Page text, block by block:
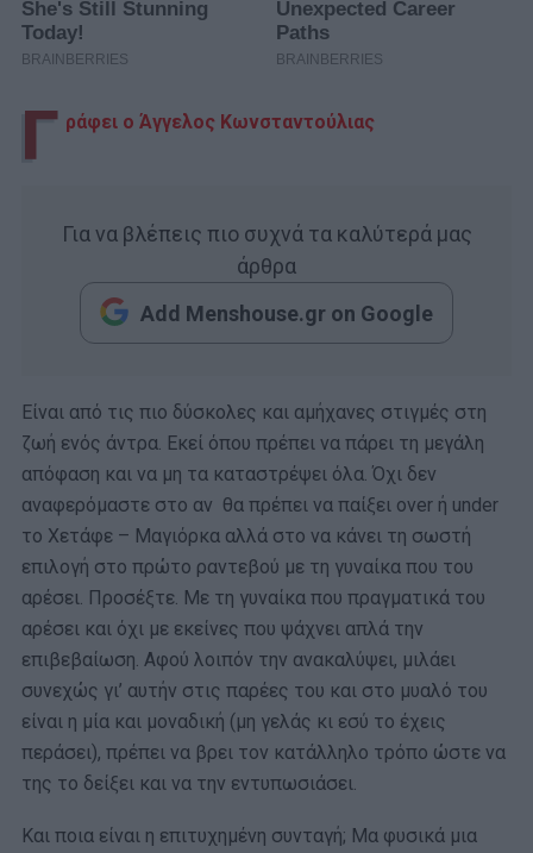
Γ ράφει ο Άγγελος Κωνσταντούλιας
Για να βλέπεις πιο συχνά τα καλύτερά μας
άρθρα
Add Menshouse.gr on Google
Είναι από τις πιο δύσκολες και αμήχανες στιγμές στη
ζωή ενός άντρα. Εκεί όπου πρέπει να πάρει τη μεγάλη
απόφαση και να μη τα καταστρέψει όλα. Όχι δεν
αναφερόμαστε στο αν θα πρέπει να παίξει over ή under
το Χετάφε – Μαγιόρκα αλλά στο να κάνει τη σωστή
επιλογή στο πρώτο ραντεβού με τη γυναίκα που του
αρέσει. Προσέξτε. Με τη γυναίκα που πραγματικά του
αρέσει και όχι με εκείνες που ψάχνει απλά την
επιβεβαίωση. Αφού λοιπόν την ανακαλύψει, μιλάει
συνεχώς γι’ αυτήν στις παρέες του και στο μυαλό του
είναι η μία και μοναδική (μη γελάς κι εσύ το έχεις
περάσει), πρέπει να βρει τον κατάλληλο τρόπο ώστε να
της το δείξει και να την εντυπωσιάσει.
Και ποια είναι η επιτυχημένη συνταγή; Μα φυσικά μια